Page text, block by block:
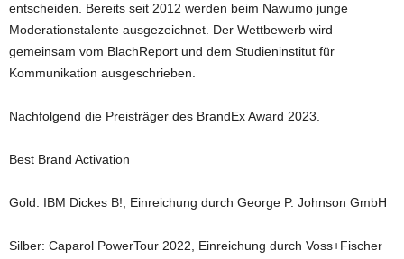
entscheiden. Bereits seit 2012 werden beim Nawumo junge
Moderationstalente ausgezeichnet. Der Wettbewerb wird
gemeinsam vom BlachReport und dem Studieninstitut für
Kommunikation ausgeschrieben.
Nachfolgend die Preisträger des BrandEx Award 2023.
Best Brand Activation
Gold: IBM Dickes B!, Einreichung durch George P. Johnson GmbH
Silber: Caparol PowerTour 2022, Einreichung durch Voss+Fischer